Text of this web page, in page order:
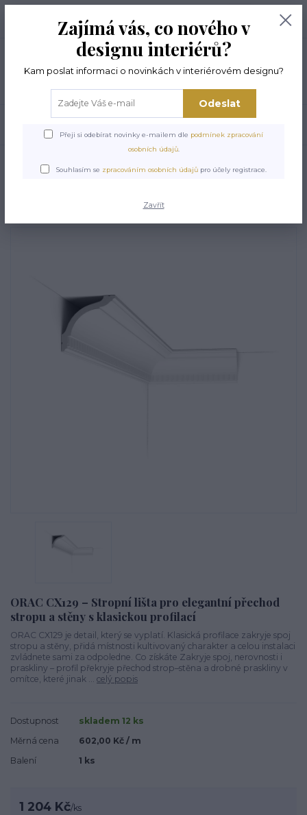
Menu
0,00 Kč
ORAC CX129 – Stropní lišta pro elegantní přechod
stropu a stěny s klasickou profilací
ORAC CX129 je detail, který se vyplatí. Klasická profilace zakryje spoj
stropu a stěny, přidá místnosti kultivovaný charakter a celou instalaci
zvládnete sami za odpoledne. Co získáte Zakryje spoj, nerovnosti i
praskliny – profil překryje přechod strop–stěna a drobné praskliny v
omítce, které jinak ... celý popis
Dostupnost
skladem 12 ks
Měrná cena
602,00 Kč / m
Balení
1 ks
1 204 Kč/ks
Zajímá vás, co nového v
designu interiérů?
Kam poslat informaci o novinkách v interiérovém designu?
Odeslat
Přeji si odebírat novinky e-mailem dle podmínek zpracování
osobních údajů.
Souhlasím se zpracováním osobních údajů pro účely registrace.
Zavřít